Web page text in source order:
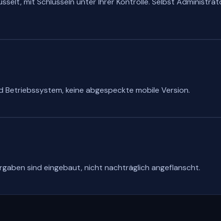
keine abgespeckte mobile Version.
sind eingebaut, nicht nachträglich angeflanscht.